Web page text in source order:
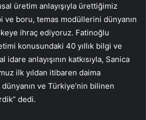
üretim anlayışıyla ürettiğimiz
ve boru, temas modüllerini dünyanın
ihraç ediyoruz. Fatinoğlu
konusundaki 40 yıllık bilgi ve
anlayışının katkısıyla, Sanica
ilk yıldan itibaren daima
dünyanın ve Türkiye’nin bilinen
dedi.